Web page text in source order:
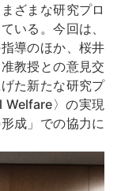
ざまな研究プロ
いる。今回は、
導のほか、桜井
教授との意見交
た新たな研究プ
Welfare〉の実現
成」での協力に